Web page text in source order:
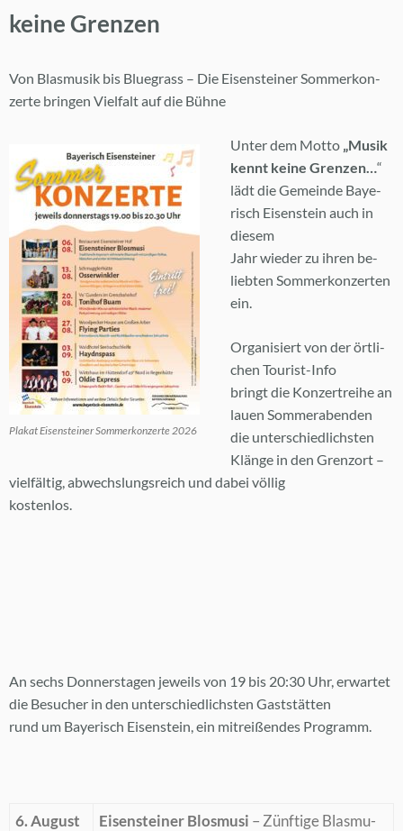
kei­ne Gren­zen
Von Blas­mu­sik bis Blue­grass – Die Ei­sen­stei­ner Som­mer­kon­
zer­te brin­gen Viel­falt auf die Büh­ne
Pla­kat Ei­sen­stei­ner Som­mer­kon­zer­te 2026
Un­ter dem Mot­to „Mu­sik
kennt kei­ne Gren­zen…“
lädt die Ge­mein­de Baye­
risch Ei­sen­stein auch in
die­sem
Jahr wie­der zu ih­ren be­
lieb­ten Som­mer­kon­zer­ten
ein.
Or­ga­ni­siert von der ört­li­
chen Tou­rist-Info
bringt die Kon­zert­rei­he an
lau­en Som­mer­aben­den
die un­ter­schied­lichs­ten
Klän­ge in den Grenz­ort –
viel­fäl­tig, ab­wechs­lungs­reich und da­bei völ­lig
kos­ten­los.
An sechs Don­ners­ta­gen je­weils von 19 bis 20:30 Uhr, er­war­tet
die Be­su­cher in den un­ter­schied­lichs­ten Gast­stät­ten
rund um Baye­risch Ei­sen­stein, ein mit­rei­ßen­des Pro­gramm.
6. Au­gust
Ei­sen­stei­ner Blos­mu­si – Zünf­ti­ge Blas­mu­